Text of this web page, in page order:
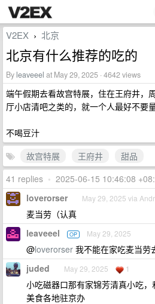
V2EX › 北京
北京有什么推荐的吃的
By leaveeel at May 29, 2025 · 4642 views
端午假期去看故宫特展，住在王府井，
厅小店清吧之类的，就一个人最好不要
不喝豆汁
故宫特展
王府井
甜品
41 replies • 2025-06-15 10:46:08
loverorser May 29, 2025 via
麦当劳（认真
leaveeel OP May 29, 2025
@loverorser 我不能在家吃麦当劳
juded May 29, 2025 1
小吃磁器口那有家锦芳清真小吃
美食各地驻京办